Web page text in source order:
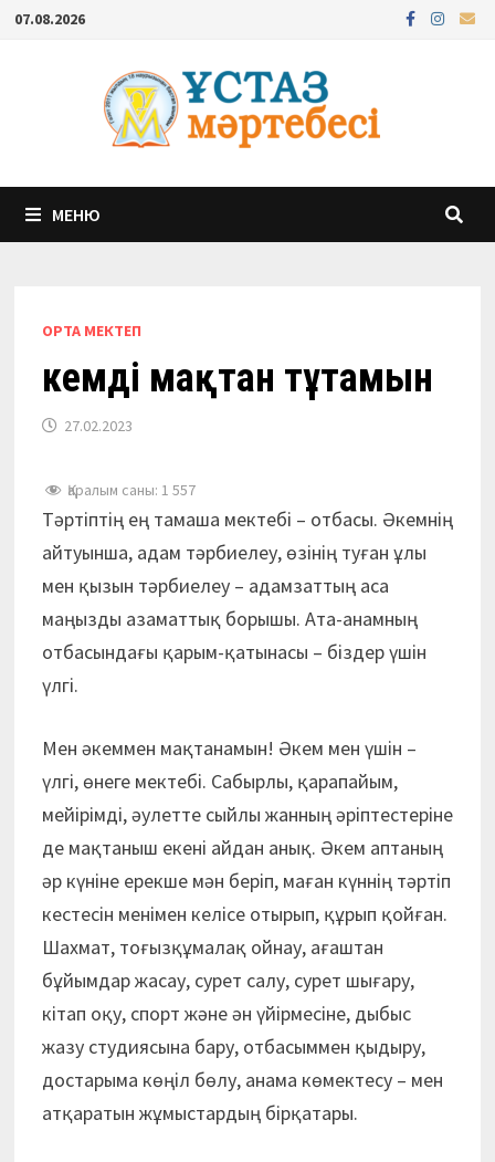
Перейти
содержимому
07.08.2026
МЕНЮ
ОРТА МЕКТЕП
Әкемді мақтан тұтамын
27.02.2023
Қаралым саны: 1 557
Тәртіптің ең тамаша мектебі – отбасы. Әкемнің
айтуынша, адам тәрбиелеу, өзінің туған ұлы
мен қызын тәрбиелеу – адамзаттың аса
маңызды азаматтық борышы. Ата-анамның
отбасындағы қарым-қатынасы – біздер үшін
үлгі.
Мен әкеммен мақтанамын! Әкем мен үшін –
үлгі, өнеге мектебі. Сабырлы, қарапайым,
мейірімді, әулетте сыйлы жанның әріптестеріне
де мақтаныш екені айдан анық. Әкем аптаның
әр күніне ерекше мән беріп, маған күннің тәртіп
кестесін менімен келісе отырып, құрып қойған.
Шахмат, тоғызқұмалақ ойнау, ағаштан
бұйымдар жасау, сурет салу, сурет шығару,
кітап оқу, спорт және ән үйірмесіне, дыбыс
жазу студиясына бару, отбасыммен қыдыру,
достарыма көңіл бөлу, анама көмектесу – мен
атқаратын жұмыстардың бірқатары.